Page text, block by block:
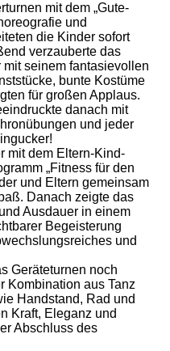
mit dem „Gute-
und
die Kinder sofort
verzauberte das
seinem fantasievollen
bunte Kostüme
für großen Applaus.
danach mit
und jeder
mit dem Eltern-Kind-
„Fitness für den
und Eltern gemeinsam
Danach zeigte das
Ausdauer in einem
Begeisterung
und
Geräteturnen noch
Kombination aus Tanz
Handstand, Rad und
Kraft, Eleganz und
Abschluss des